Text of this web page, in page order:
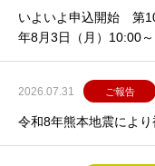
いよいよ申込開始 第
年8月3日（月）10:00
2026.07.31 ご報告
令和8年熊本地震によ